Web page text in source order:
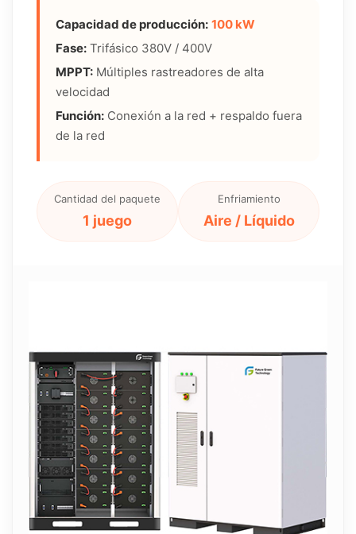
Capacidad de producción: 100 kW
Fase: Trifásico 380V / 400V
MPPT: Múltiples rastreadores de alta
velocidad
Función: Conexión a la red + respaldo fuera
de la red
Cantidad del paquete
1 juego
Enfriamiento
Aire / Líquido